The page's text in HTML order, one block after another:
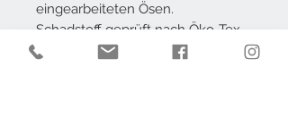
eingearbeiteten Ösen.
Schadstoff geprüft nach Öko-Tex-
Anforderungen.